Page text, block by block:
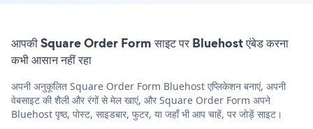
आपकी Square Order Form साइट पर Bluehost एंबेड करना
कभी आसान नहीं रहा
अपनी अनुकूलित Square Order Form Bluehost एप्लिकेशन बनाएं, अपनी
वेबसाइट की शैली और रंगों से मेल खाएं, और Square Order Form अपने
Bluehost पृष्ठ, पोस्ट, साइडबार, फुटर, या जहाँ भी आप चाहें, पर जोड़ें साइट।